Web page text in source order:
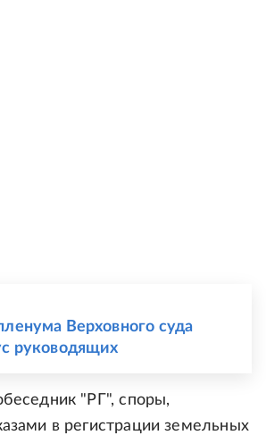
Верховного суда
руководящих
"РГ", споры,
в регистрации земельных